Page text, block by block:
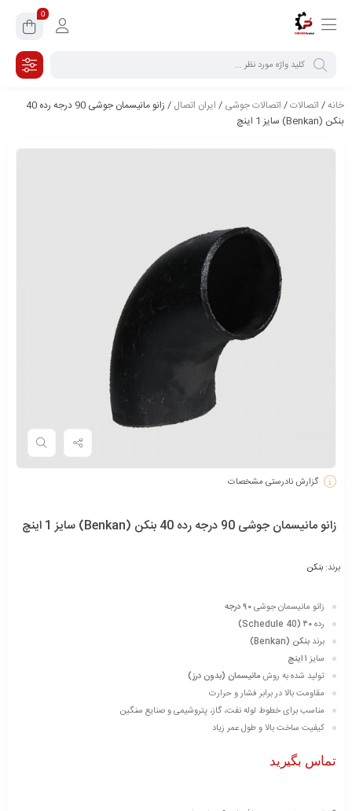
0
خانه/ اتصالات/ اتصالات جوشی / ایران اتصال
/ زانو مانیسمان جوشی 90 درجه رده 40
بنکن (Benkan) سایز 1 اینچ
گزارش نادرستی مشخصات
زانو مانیسمان جوشی 90 درجه رده 40 بنکن (Benkan) سایز 1 اینچ
برند: بنکن
زانو مانیسمان جوشی۹۰ درجه
رده۴۰ (Schedule 40)
برند بنکن (Benkan)
سایز۱ اینچ
تولید شده به روشمانیسمان (بدون درز)
مقاومت بالا در برابر فشار و حرارت
مناسب برای خطوط لوله نفت، گاز، پتروشیمی و صنایع سنگین
کیفیت ساخت بالا و طول عمر زیاد
تماس بگیرید